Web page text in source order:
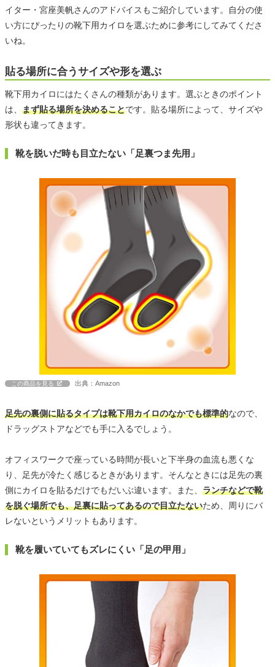
イター・宮座美帆さんのアドバイスもご紹介しています。自分の使
い方にぴったりの靴下用カイロを選ぶために参考にしてみてくださ
いね。
貼る場所に合うサイズや形を選ぶ
靴下用カイロにはたくさんの種類があります。選ぶときのポイント
は、 まず貼る場所を決めることです。貼る場所によって、サイズや
形状も違ってきます。
靴を脱いだ時も目立たない「足裏つま先用」
この商品を見る 出典：Amazon
足先の裏側に貼るタイプは靴下用カイロのなかでも標準的なので、
ドラッグストアなどでも手に入るでしょう。
オフィスワークで座っている時間が長いと下半身の血流も悪くな
り、足先が冷たく感じるときがあります。そんなときには足先の裏
側にカイロを貼るだけでもだいぶ違います。また、 ランチなどで靴
を脱ぐ場所でも、足裏に貼ってあるので目立たないため、周りにバ
レないというメリットもあります。
靴を履いていてもズレにくい「足の甲用」